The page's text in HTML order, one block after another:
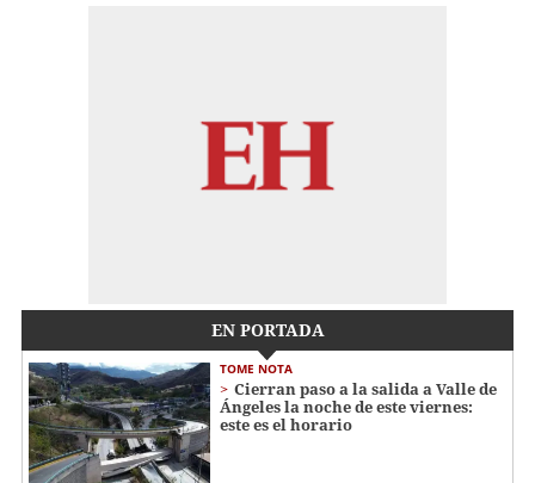
EN PORTADA
TOME NOTA
Cierran paso a la salida a Valle de
Ángeles la noche de este viernes:
este es el horario